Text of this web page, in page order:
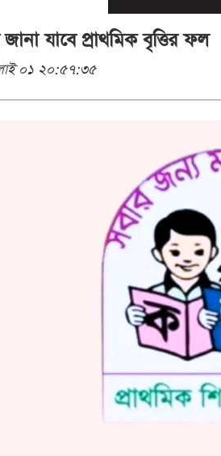
যাবে প্রাথমিক বৃত্তির ফল
০১ ২০:৫৭:৩৫